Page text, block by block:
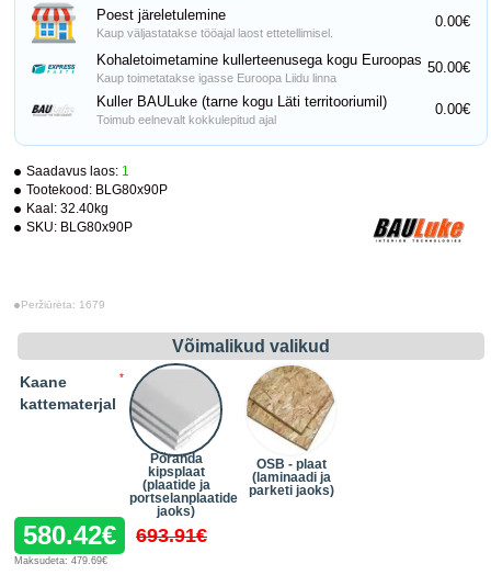
Saadavus laos: 1
Tootekood: BLG80x90P
Kaal: 32.40kg
SKU: BLG80x90P
Peržiūrėta: 1679
580.42€ 693.91€
Maksudeta: 479.69€
Võimalikud valikud
Kaane
kattematerjal
Põranda
kipsplaat
(plaatide ja
portselanplaatide
jaoks)
OSB - plaat
(laminaadi ja
parketi jaoks)
Poest järeletulemine
Kaup väljastatakse tööajal laost ettetellimisel.
0.00€
Kohaletoimetamine kullerteenusega kogu Euroopas
Kaup toimetatakse igasse Euroopa Liidu linna
50.00€
Kuller BAULuke (tarne kogu Läti territooriumil)
Toimub eelnevalt kokkulepitud ajal
0.00€